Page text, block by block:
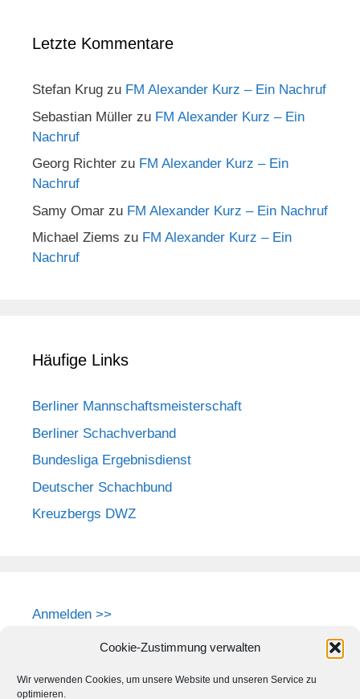
Cookie-Zustimmung verwalten
Wir verwenden Cookies, um unsere Website und unseren Service zu
optimieren.
Letzte Kommentare
Stefan Krug zu FM Alexander Kurz – Ein Nachruf
Sebastian Müller zu FM Alexander Kurz – Ein
Nachruf
Georg Richter zu FM Alexander Kurz – Ein
Nachruf
Samy Omar zu FM Alexander Kurz – Ein Nachruf
Michael Ziems zu FM Alexander Kurz – Ein
Nachruf
Häufige Links
Berliner Mannschaftsmeisterschaft
Berliner Schachverband
Bundesliga Ergebnisdienst
Deutscher Schachbund
Kreuzbergs DWZ
Anmelden >>